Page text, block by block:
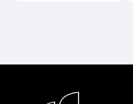
მიმართა